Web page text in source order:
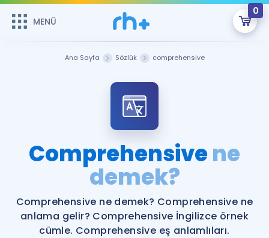
MENÜ
0
Şifremi Hatırlamıyorum
Sepetin Şu An Boş.
Remzi Hoca ile seni sınava hazırlayacak onlarca eğitim seni
bekliyor!
MENÜ
Katılımcı Görüşleri
Faydalı Araçlar
Ücretsiz Kaynaklar
İngilizce Gramer
Ana Sayfa Sözlük comprehensive
Comprehensivene
demek?
Comprehensive ne demek? Comprehensive ne
anlama gelir? Comprehensive İngilizce örnek
cümle. Comprehensive eş anlamlıları.